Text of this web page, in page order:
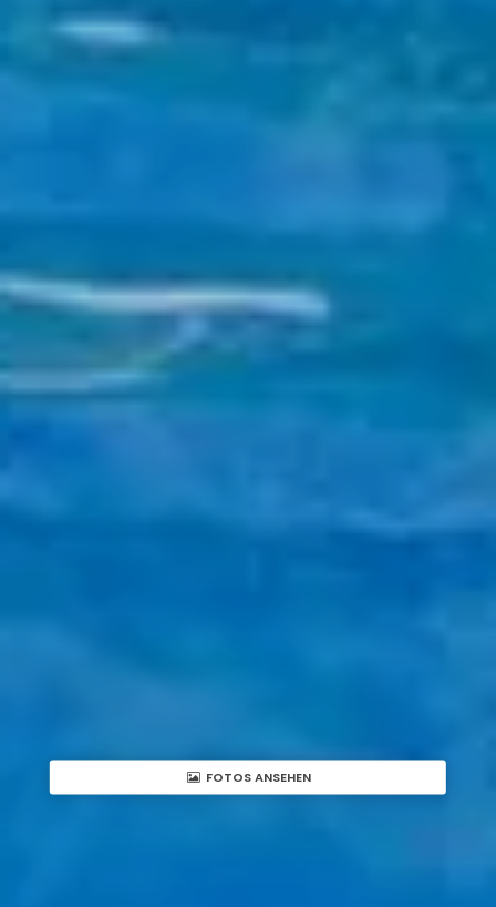
FOTOS ANSEHEN